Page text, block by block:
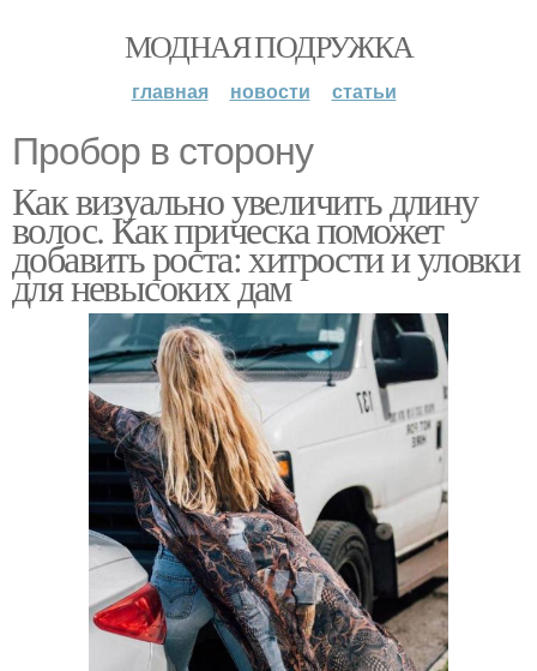
МОДНАЯ ПОДРУЖКА
главная новости статьи
Пробор в сторону
Как визуально увеличить длину
волос. Как прическа поможет
добавить роста: хитрости и уловки
для невысоких дам